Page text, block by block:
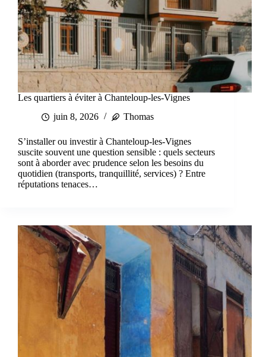
Les quartiers à éviter à Chanteloup-les-Vignes
juin 8, 2026
Thomas
S’installer ou investir à Chanteloup-les-Vignes
suscite souvent une question sensible : quels secteurs
sont à aborder avec prudence selon les besoins du
quotidien (transports, tranquillité, services) ? Entre
réputations tenaces…